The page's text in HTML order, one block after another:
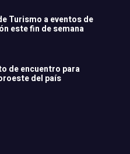
Turismo a eventos de
este fin de semana
de encuentro para
del país